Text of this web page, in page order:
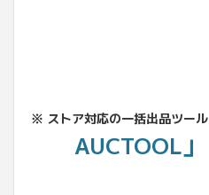
※ ストア対応の一括出品ツール
AUCTOOL」